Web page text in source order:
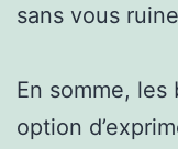
sans vous
En somme,
option